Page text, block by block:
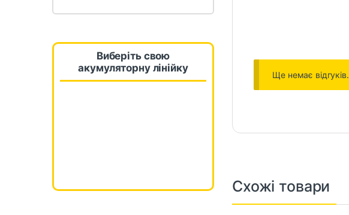
Ще немає відгуків.
Схожі товари
Виберіть свою
акумуляторну лінійку